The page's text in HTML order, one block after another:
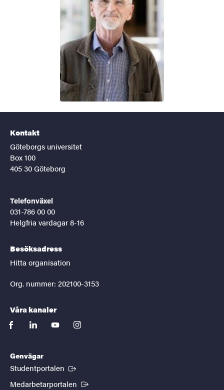
Kontakt
Göteborgs universitet
Box 100
405 30 Göteborg
Telefonväxel
031-786 00 00
Helgfria vardagar 8-16
Besöksadress
Hitta organisation
Org. nummer: 202100-3153
Våra kanaler
facebooklinkedinyoutubeinstagram
Genvägar
Studentportalen (Extern länk)
Medarbetarportalen (Extern länk)